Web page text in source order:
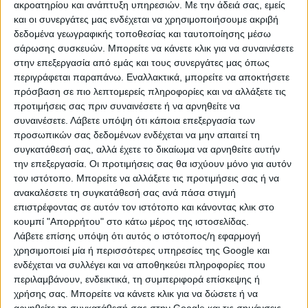
ακροατηρίου και ανάπτυξη υπηρεσιών. Με την άδειά σας, εμείς
και οι συνεργάτες μας ενδέχεται να χρησιμοποιήσουμε ακριβή
δεδομένα γεωγραφικής τοποθεσίας και ταυτοποίησης μέσω
σάρωσης συσκευών. Μπορείτε να κάνετε κλικ για να συναινέσετε
στην επεξεργασία από εμάς και τους συνεργάτες μας όπως
περιγράφεται παραπάνω. Εναλλακτικά, μπορείτε να αποκτήσετε
πρόσβαση σε πιο λεπτομερείς πληροφορίες και να αλλάξετε τις
προτιμήσεις σας πριν συναινέσετε ή να αρνηθείτε να
συναινέσετε. Λάβετε υπόψη ότι κάποια επεξεργασία των
προσωπικών σας δεδομένων ενδέχεται να μην απαιτεί τη
συγκατάθεσή σας, αλλά έχετε το δικαίωμα να αρνηθείτε αυτήν
την επεξεργασία. Οι προτιμήσεις σας θα ισχύουν μόνο για αυτόν
τον ιστότοπο. Μπορείτε να αλλάξετε τις προτιμήσεις σας ή να
ανακαλέσετε τη συγκατάθεσή σας ανά πάσα στιγμή
επιστρέφοντας σε αυτόν τον ιστότοπο και κάνοντας κλικ στο
κουμπί "Απορρήτου" στο κάτω μέρος της ιστοσελίδας.
Λάβετε επίσης υπόψη ότι αυτός ο ιστότοπος/η εφαρμογή
χρησιμοποιεί μία ή περισσότερες υπηρεσίες της Google και
ενδέχεται να συλλέγει και να αποθηκεύει πληροφορίες που
περιλαμβάνουν, ενδεικτικά, τη συμπεριφορά επίσκεψης ή
χρήσης σας. Μπορείτε να κάνετε κλικ για να δώσετε ή να
ονομάζεται η πάθηση, όταν ένας άνθρωπος
παρουσιάζει μείζονα καταθλιπτικά επεισόδια, στα
οποία παρεμβάλλονται περίοδοι λιγότερο σοβαρών
συμπτωμάτων σε διάστημα τουλάχιστον δύο ετών.
Ένας άλλος τύπος κατάθλιψης είναι η «επιλόχειος
κατάθλιψη» που εμφανίζεται στις έγκυες γυναίκες
κατά τη χρονική περίοδο κοντά στη γέννηση του
μωρού τους. Για αυτόν τον τύπο κατάθλιψης είναι
πιθανό να χρειαστεί εξειδικευμένη θεραπεία, η οποία
μπορεί να περιλαμβάνει ψυχοθεραπεία και
φαρμακευτική αγωγή.
Άλλες καταθλιπτικές διαταραχές περιλαμβάνουν την
ψυχωσική κατάθλιψη, την εποχιακή συναισθηματική
διαταραχή, την παρεμφερή πάθηση διπολική
διαταραχή, τη διασπαστική διαταραχή απορρύθμισης
της διάθεσης (σε παιδιά και νέους) και την
προεμμηνορρυσιακή δυσφορική διαταραχή (PMDD).